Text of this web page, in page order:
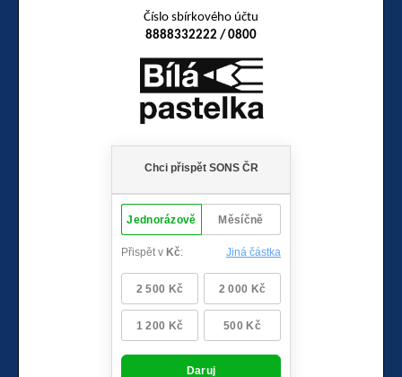
Číslo sbírkového účtu
8888332222 / 0800